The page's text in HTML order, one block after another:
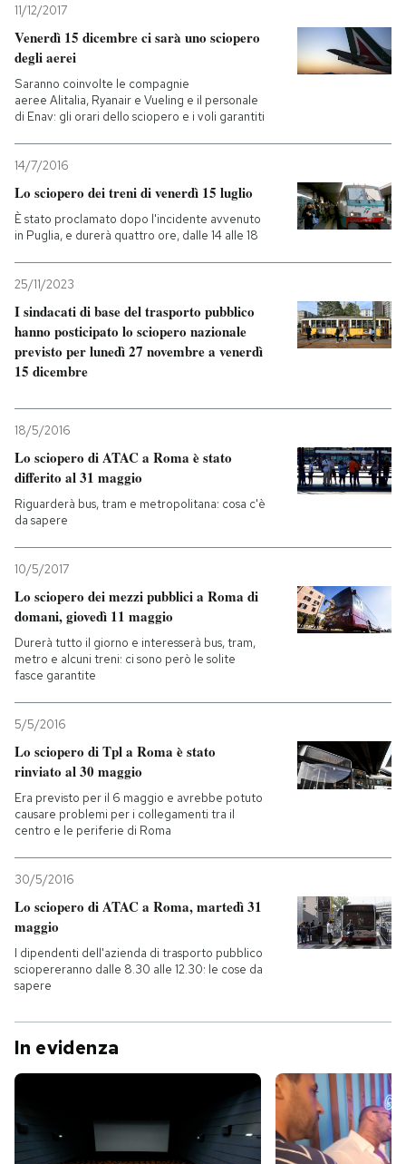
11/12/2017
Venerdì 15 dicembre ci sarà uno sciopero
degli aerei
Saranno coinvolte le compagnie
aeree Alitalia, Ryanair e Vueling e il personale
di Enav: gli orari dello sciopero e i voli garantiti
14/7/2016
Lo sciopero dei treni di venerdì 15 luglio
È stato proclamato dopo l'incidente avvenuto
in Puglia, e durerà quattro ore, dalle 14 alle 18
25/11/2023
I sindacati di base del trasporto pubblico
hanno posticipato lo sciopero nazionale
previsto per lunedì 27 novembre a venerdì
15 dicembre
18/5/2016
Lo sciopero di ATAC a Roma è stato
differito al 31 maggio
Riguarderà bus, tram e metropolitana: cosa c'è
da sapere
10/5/2017
Lo sciopero dei mezzi pubblici a Roma di
domani, giovedì 11 maggio
Durerà tutto il giorno e interesserà bus, tram,
metro e alcuni treni: ci sono però le solite
fasce garantite
5/5/2016
Lo sciopero di Tpl a Roma è stato
rinviato al 30 maggio
Era previsto per il 6 maggio e avrebbe potuto
causare problemi per i collegamenti tra il
centro e le periferie di Roma
30/5/2016
Lo sciopero di ATAC a Roma, martedì 31
maggio
I dipendenti dell'azienda di trasporto pubblico
sciopereranno dalle 8.30 alle 12.30: le cose da
sapere
In evidenza